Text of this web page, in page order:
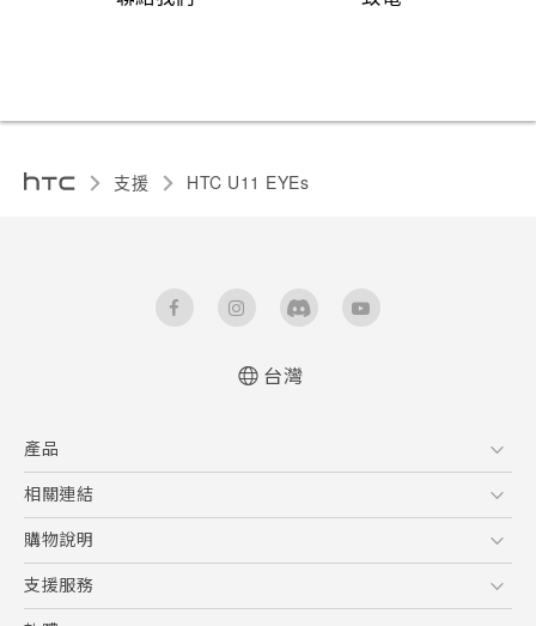
支援 HTC U11 EYEs‎
台灣
產品
5G
智慧型手機
配件
相關連結
HTC Research
購物說明
購物須知
訂單管理
支援服務